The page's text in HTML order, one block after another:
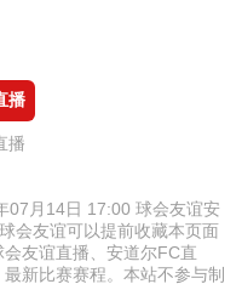
播
播
07月14日 17:00 球会友谊安
会友谊可以提前收藏本页面
友谊直播、安道尔FC直
新比赛赛程。本站不参与制